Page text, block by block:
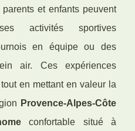
parents et enfants peuvent
activités sportives
en équipe ou des
air. Ces expériences
en mettant en valeur la
Provence-Alpes-Côte
confortable situé à